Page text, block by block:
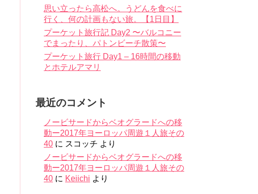
思い立ったら高松へ。うどんを食べに
行く、何の計画もない旅。【1日目】
プーケット旅行記 Day2 〜バルコニー
でまったり、パトンビーチ散策〜
プーケット旅行 Day1 – 16時間の移動
とホテルアマリ
最近のコメント
ノービサードからベオグラードへの移
動ー2017年ヨーロッパ周遊１人旅その
40 に スコッチ より
ノービサードからベオグラードへの移
動ー2017年ヨーロッパ周遊１人旅その
40 に Keiichi より